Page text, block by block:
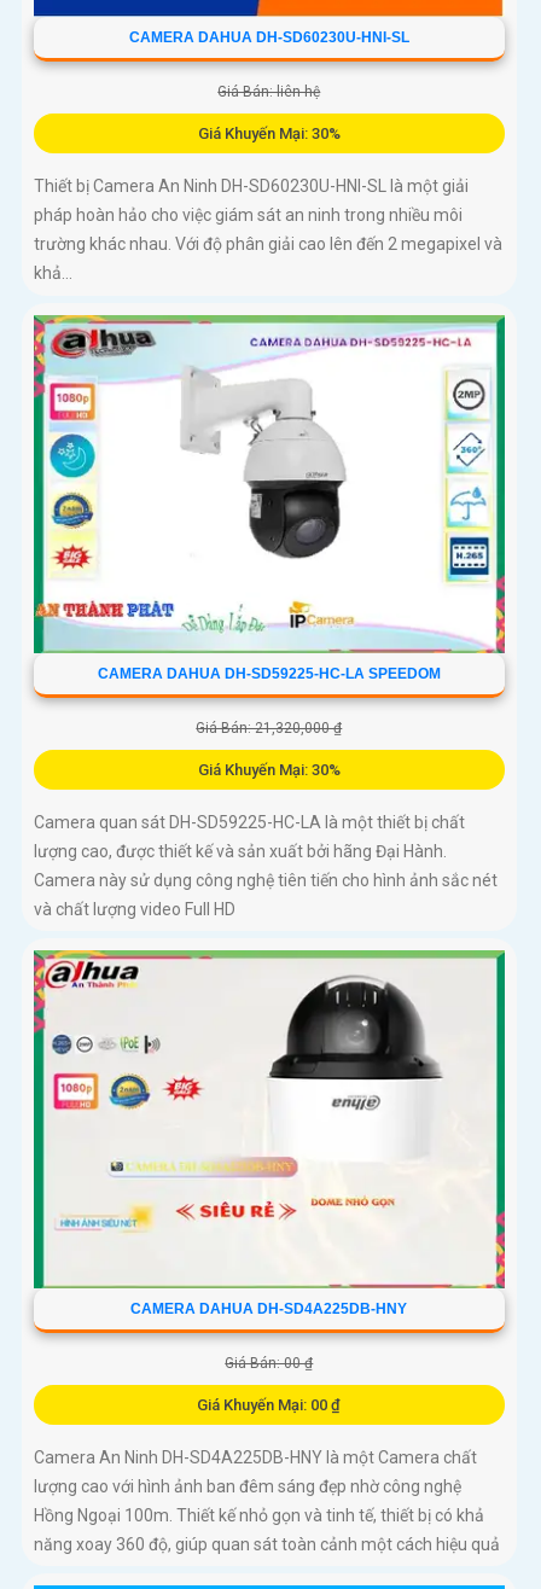
CAMERA DAHUA DH-SD60230U-HNI-SL
Giá Bán: liên hệ
Giá Khuyến Mại: 30%
Thiết bị Camera An Ninh DH-SD60230U-HNI-SL là một giải
pháp hoàn hảo cho việc giám sát an ninh trong nhiều môi
trường khác nhau. Với độ phân giải cao lên đến 2 megapixel và
khả...
CAMERA DAHUA DH-SD59225-HC-LA SPEEDOM
Giá Bán: 21,320,000 ₫
Giá Khuyến Mại: 30%
Camera quan sát DH-SD59225-HC-LA là một thiết bị chất
lượng cao, được thiết kế và sản xuất bởi hãng Đại Hành.
Camera này sử dụng công nghệ tiên tiến cho hình ảnh sắc nét
và chất lượng video Full HD
CAMERA DAHUA DH-SD4A225DB-HNY
Giá Bán: 00 ₫
Giá Khuyến Mại: 00 ₫
Camera An Ninh DH-SD4A225DB-HNY là một Camera chất
lượng cao với hình ảnh ban đêm sáng đẹp nhờ công nghệ
Hồng Ngoại 100m. Thiết kế nhỏ gọn và tinh tế, thiết bị có khả
năng xoay 360 độ, giúp quan sát toàn cảnh một cách hiệu quả